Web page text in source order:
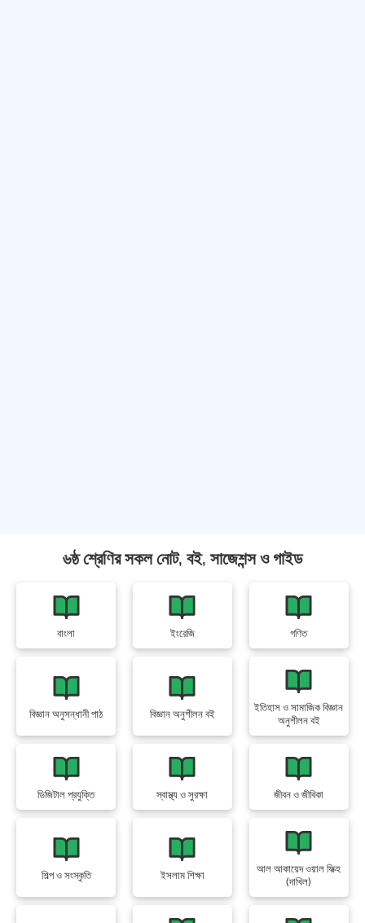
৬ষ্ঠ শ্রেণির সকল নোট, বই, সাজেশন্স ও গাইড
বাংলা ইংরেজি গণিত
বিজ্ঞান অনুসন্ধানী পাঠ বিজ্ঞান অনুশীলন বই
ইতিহাস ও সামাজিক বিজ্ঞান
অনুশীলন বই
ডিজিটাল প্রযুক্তি স্বাস্থ্য ও সুরক্ষা জীবন ও জীবিকা
শিল্প ও সংস্কৃতি ইসলাম শিক্ষা
আল আকায়েদ ওয়াল ফিক্হ
(দাখিল)